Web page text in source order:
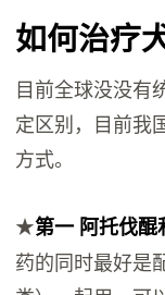
如何治疗
目前全球没没有
定区别，目前我
方式。
★第一 阿托伐
药的同时最好是